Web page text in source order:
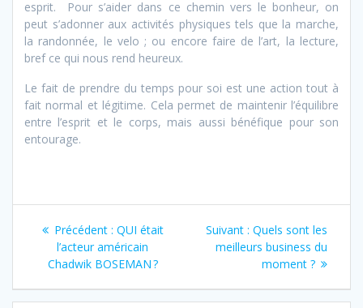
esprit. Pour s’aider dans ce chemin vers le bonheur, on
peut s’adonner aux activités physiques tels que la marche,
la randonnée, le velo ; ou encore faire de l’art, la lecture,
bref ce qui nous rend heureux.
Le fait de prendre du temps pour soi est une action tout à
fait normal et légitime. Cela permet de maintenir l’équilibre
entre l’esprit et le corps, mais aussi bénéfique pour son
entourage.
Navigation
l’article
Précédent : Article
précédent
:
QUI était
l’acteur américain
Chadwik BOSEMAN ?
Suivant : Article
suivant
Quels sont les
meilleurs business du
moment ?